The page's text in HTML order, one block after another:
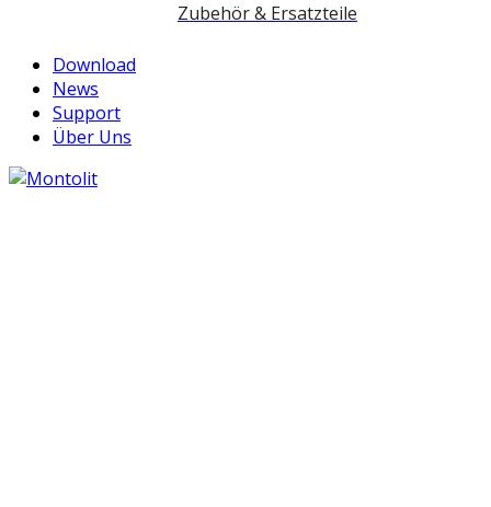
Zubehör & Ersatzteile
Download
News
Support
Über Uns